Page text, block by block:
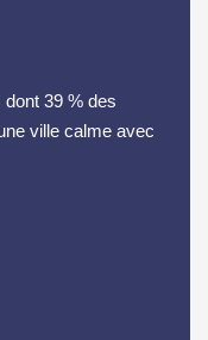
39 % des
ville calme avec